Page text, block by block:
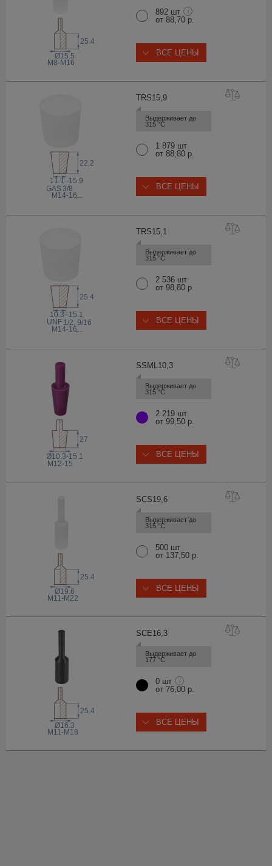
25.4
Ø15.5
М8-М16
892 шт i
от 88,70 р.
ВСЕ ЦЕНЫ
TRS15,9
Выдерживает до
315 °С
22.2
GAS 3/8
11.1–15.9
M14-16,...
1 879 шт
от 88,80 р.
ВСЕ ЦЕНЫ
TRS15,1
Выдерживает до
315 °С
25.4
10.3–15.1
M14-16,...
UNF 1/2, 9/16
2 536 шт
от 98,80 р.
ВСЕ ЦЕНЫ
SSML10,3
Выдерживает до
315 °С
27
Ø10.3-15.1
M12-15
2 219 шт
от 99,50 р.
ВСЕ ЦЕНЫ
SCS19,6
Выдерживает до
315 °С
25.4
Ø19.6
M11-M22
500 шт
от 137,50 р.
ВСЕ ЦЕНЫ
SCE16,3
Выдерживает до
177 °С
25.4
Ø16.3
M11-M18
0 шт i
от 76,00 р.
ВСЕ ЦЕНЫ